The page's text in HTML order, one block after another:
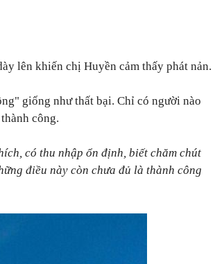
lên khiến chị Huyền cảm thấy phát nản.
giống như thất bại. Chỉ có người nào
công.
có thu nhập ổn định, biết chăm chút
điều này còn chưa đủ là thành công